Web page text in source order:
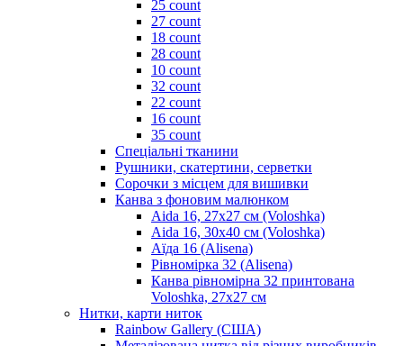
25 count
27 count
18 count
28 count
10 count
32 count
22 count
16 count
35 count
Спеціальні тканини
Рушники, скатертини, серветки
Сорочки з місцем для вишивки
Канва з фоновим малюнком
Aida 16, 27х27 см (Voloshka)
Aida 16, 30х40 см (Voloshka)
Аїда 16 (Alisena)
Рівномірка 32 (Alisena)
Канва рівномірна 32 принтована
Voloshka, 27х27 см
Нитки, карти ниток
Rainbow Gallery (США)